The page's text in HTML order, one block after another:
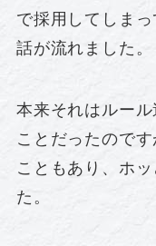
で採用してしま
話が流れました。
本来それはルー
ことだったので
こともあり、ホ
た。